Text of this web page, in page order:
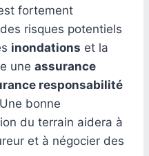
fortement
risques potentiels
inondations et la
une assurance
responsabilité
bonne
du terrain aidera à
et à négocier des